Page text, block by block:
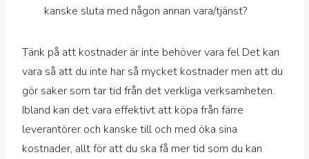
kanske sluta med någon annan vara/tjänst?
Tänk på att kostnader är inte behöver vara fel Det kan
vara så att du inte har så mycket kostnader men att du
gör saker som tar tid från det verkliga verksamheten.
Ibland kan det vara effektivt att köpa från färre
leverantörer och kanske till och med öka sina
kostnader, allt för att du ska få mer tid som du kan